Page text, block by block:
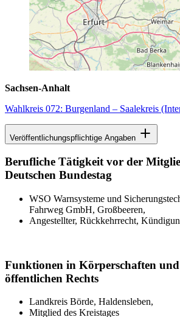
Sachsen-Anhalt
Wahlkreis 072: Burgenland – Saalekreis
Veröffentlichungspflichtige Angaben
Berufliche Tätigkeit vor der
Deutschen Bundestag
WSO Warnsysteme und
Fahrweg GmbH, Großbeeren,
Angestellter, Rückkehrrecht,
Funktionen in Körperschaften und
öffentlichen Rechts
Landkreis Börde, Haldensleben,
Mitglied des Kreistages